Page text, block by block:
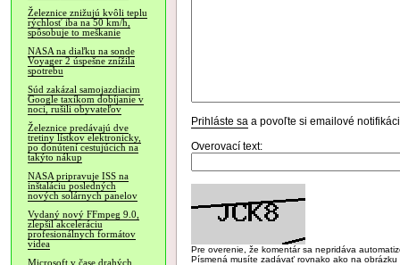
Železnice znižujú kvôli teplu
rýchlosť iba na 50 km/h,
spôsobuje to meškanie
NASA na diaľku na sonde
Voyager 2 úspešne znížila
spotrebu
Súd zakázal samojazdiacim
Google taxíkom dobíjanie v
noci, rušili obyvateľov
Železnice predávajú dve
tretiny lístkov elektronicky,
po donútení cestujúcich na
takýto nákup
NASA pripravuje ISS na
inštaláciu posledných
nových solárnych panelov
Vydaný nový FFmpeg 9.0,
zlepšil akceleráciu
profesionálnych formátov
videa
Microsoft v čase drahých
Prihláste sa a povoľte si emailové
Overovací text:
Pre overenie, že komentár sa nepridáva
Písmená musíte zadávať rovnako ako na